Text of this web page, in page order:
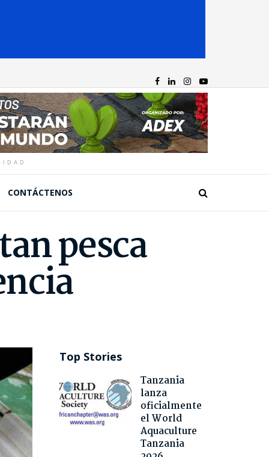
CONTÁCTENOS
pesca
Top Stories
Tanzania
lanza
oficialmente
el World
Aquaculture
Tanzania